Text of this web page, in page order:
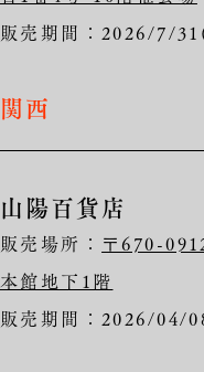
販売期間：2026/7/
関西
山陽百貨店
販売場所：〒670-
本館地下1階
販売期間：2026/04/